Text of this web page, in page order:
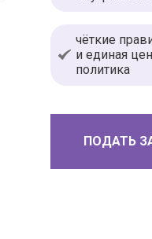
чёткие
и единая
политика
ПОДАТЬ